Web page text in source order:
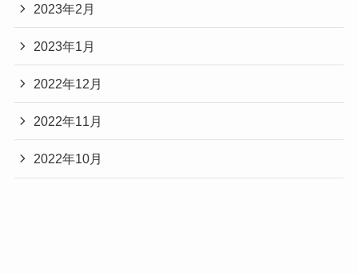
2023年2月
2023年1月
2022年12月
2022年11月
2022年10月